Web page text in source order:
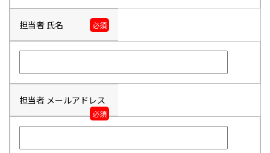
担当者 氏名 必須
担当者 メールアドレス
必須